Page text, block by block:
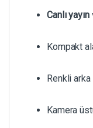
Canlı yayın
Kompakt
Renkli
Kamera